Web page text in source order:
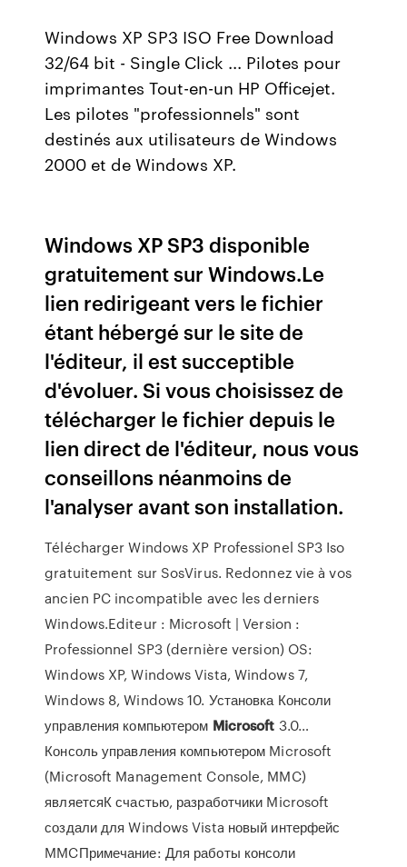
Windows XP SP3 ISO Free Download
32/64 bit - Single Click ... Pilotes pour
imprimantes Tout-en-un HP Officejet.
Les pilotes "professionnels" sont
destinés aux utilisateurs de Windows
2000 et de Windows XP.
Windows XP SP3 disponible
gratuitement sur Windows.Le
lien redirigeant vers le fichier
étant hébergé sur le site de
l'éditeur, il est succeptible
d'évoluer. Si vous choisissez de
télécharger le fichier depuis le
lien direct de l'éditeur, nous vous
conseillons néanmoins de
l'analyser avant son installation.
Télécharger Windows XP Professionel SP3 Iso
gratuitement sur SosVirus. Redonnez vie à vos
ancien PC incompatible avec les derniers
Windows.Editeur : Microsoft | Version :
Professionnel SP3 (dernière version) OS:
Windows XP, Windows Vista, Windows 7,
Windows 8, Windows 10. Установка Консоли
управления компьютером Microsoft 3.0…
Консоль управления компьютером Microsoft
(Microsoft Management Console, MMC)
являетсяК счастью, разработчики Microsoft
создали для Windows Vista новый интерфейс
MMCПримечание: Для работы консоли